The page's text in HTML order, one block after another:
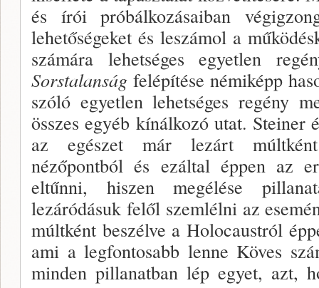
és írói próbálkozásai­ban
lehetőségeket és leszámol a
számára lehetséges egyetlen
Sorstalanság felépítése né­miképp
szóló egyetlen lehetséges regény
összes egyéb kínálkozó utat. Steiner
az egészet már lezárt
nézőpontból és ezáltal éppen az
eltűnni, hiszen megélése
lezáródásuk felől szemlélni az
múlt­ként beszélve a Holocaustról
ami a legfonto­sabb lenne Köves
minden pillanatban lép egyet, azt,